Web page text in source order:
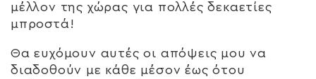
μέλλον της χώρας για πολλές δεκαετίες
μπροστά!
Θα ευχόμουν αυτές οι απόψεις μου να
διαδοθούν με κάθε μέσον έως ότου